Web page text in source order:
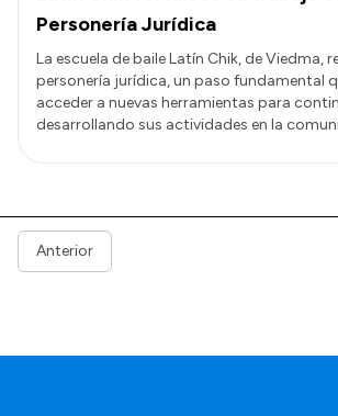
Personería Jurídica
La escuela de baile Latín Chik, de Viedma,
personería jurídica, un paso fundamental
acceder a nuevas herramientas para
desarrollando sus actividades en la
Anterior